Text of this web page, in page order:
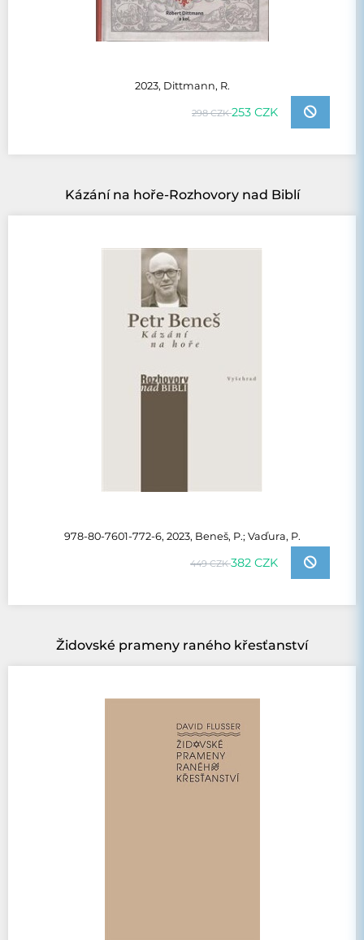
2023, Dittmann, R.
298 CZK253 CZK
Kázání na hoře-Rozhovory nad Biblí
978-80-7601-772-6, 2023, Beneš, P.; Vaďura, P.
449 CZK382 CZK
Židovské prameny raného křesťanství